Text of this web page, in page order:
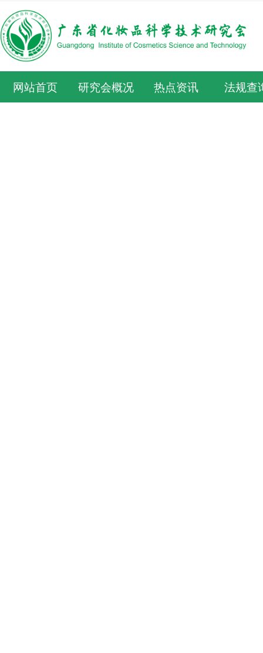
网站首页 研究会概况 热点资讯 法规查